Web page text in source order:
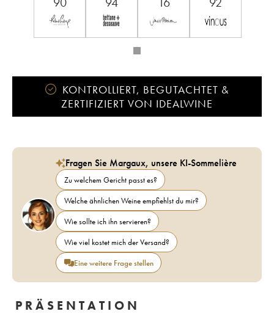
KONTROLLIERT, BEGUTACHTET &
ZERTIFIZIERT VON IDEALWINE
Fragen Sie Margaux, unsere KI-Sommelière
Zu welchem Gericht passt es?
Welche ähnlichen Weine empfiehlst du mir?
Wie sollte ich ihn servieren?
Wie viel kostet mich der Versand?
Eine weitere Frage stellen
PRÄSENTATION